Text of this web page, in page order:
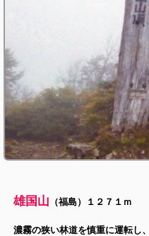
雄国山 （福島）１２
濃霧の狭い林道を慎重に運転し